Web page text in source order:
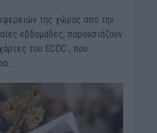
της χώρας από την
εβδομάδες, παρουσιάζουν
του ECDC , που